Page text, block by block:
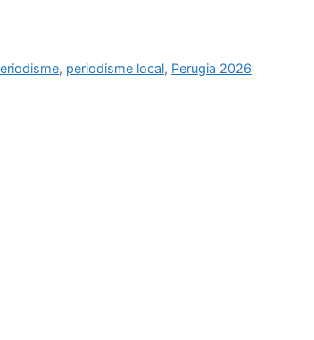
, periodisme local, Perugia 2026